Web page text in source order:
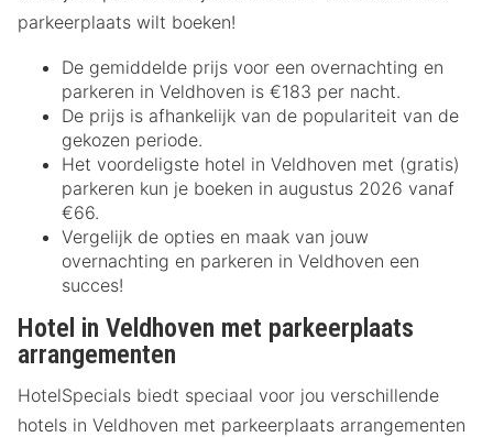
parkeerplaats wilt boeken!
De gemiddelde prijs voor een overnachting en
parkeren in Veldhoven is €183 per nacht.
De prijs is afhankelijk van de populariteit van de
gekozen periode.
Het voordeligste hotel in Veldhoven met (gratis)
parkeren kun je boeken in augustus 2026 vanaf
€66.
Vergelijk de opties en maak van jouw
overnachting en parkeren in Veldhoven een
succes!
Hotel in Veldhoven met parkeerplaats
arrangementen
HotelSpecials biedt speciaal voor jou verschillende
hotels in Veldhoven met parkeerplaats arrangementen